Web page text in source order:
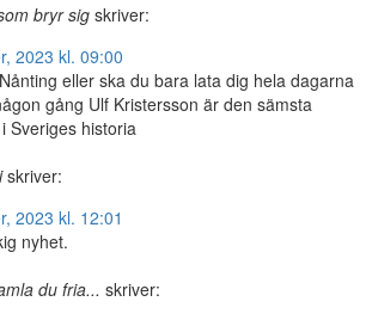
bryr sig skriver:
2023 kl. 09:00
eller ska du bara lata dig hela dagarna
gång Ulf Kristersson är den sämsta
Sveriges historia
skriver:
2023 kl. 12:01
nyhet.
du fria... skriver: